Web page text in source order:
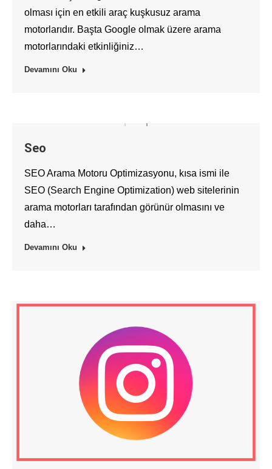
olması için en etkili araç kuşkusuz arama
motorlarıdır. Başta Google olmak üzere arama
motorlarındaki etkinliğiniz…
Devamını Oku
Seo
SEO Arama Motoru Optimizasyonu, kısa ismi ile
SEO (Search Engine Optimization) web sitelerinin
arama motorları tarafından görünür olmasını ve
daha…
Devamını Oku